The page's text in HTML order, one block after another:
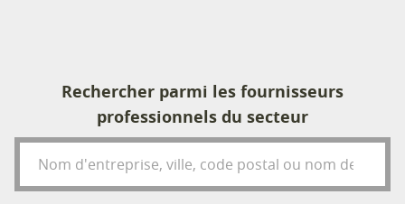
Rechercher parmi les fournisseurs
professionnels du secteur